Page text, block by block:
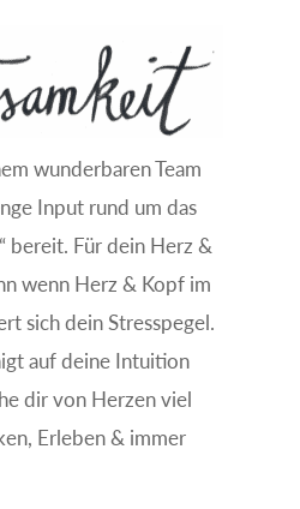
wunderbaren Team
Input rund um das
bereit. Für dein Herz &
wenn Herz & Kopf im
sich dein Stresspegel.
auf deine Intuition
dir von Herzen viel
Erleben & immer